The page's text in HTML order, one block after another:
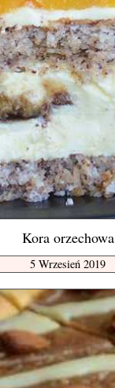
Kora orzechowa
5 Wrzesień 2019